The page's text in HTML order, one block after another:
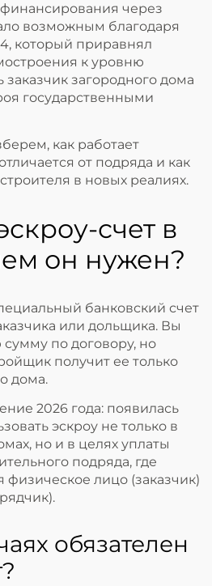
через
возможным благодаря
который приравнял
к уровню
заказчик загородного дома
государственными
как работает
от подряда и как
в новых реалиях.
счет в
он нужен?
банковский счет
или дольщика. Вы
по договору, но
получит ее только
дома.
2026 года: появилась
эскроу не только в
но и в целях уплаты
подряда, где
лицо (заказчик)
обязателен